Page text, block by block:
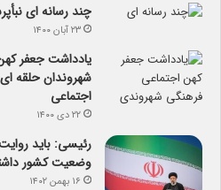
چند رسانه ای
۲۳ آبان ۱۴۰۰
یادداشت جعفر
شهروندان حلقه
اجتماعی
۲۲ دی ۱۴۰۰
رئیسی: باید
وضعیت کشور
۱۶ بهمن ۱۴۰۲